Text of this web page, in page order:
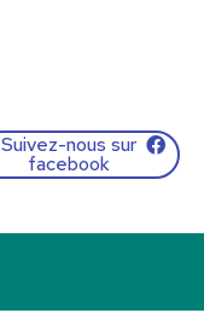
Suivez-nous sur
facebook